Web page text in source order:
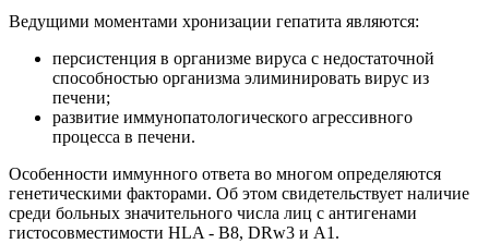
Ведущими моментами хронизации гепатита являются:
персистенция в организме вируса с недостаточной
способностью организма элиминировать вирус из
печени;
развитие иммунопатологического агрессивного
процесса в печени.
Особенности иммунного ответа во многом определяются
генетическими факторами. Об этом свидетельствует наличие
среди больных значительного числа лиц с антигенами
гистосовместимости HLA - В8, DRw3 и А1.